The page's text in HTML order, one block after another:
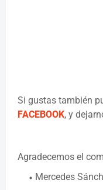
Si gustas también
FACEBOOK, y
Agradecemos el
Mercedes